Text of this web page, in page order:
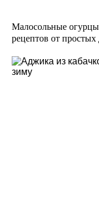
Малосольные
рецептов от